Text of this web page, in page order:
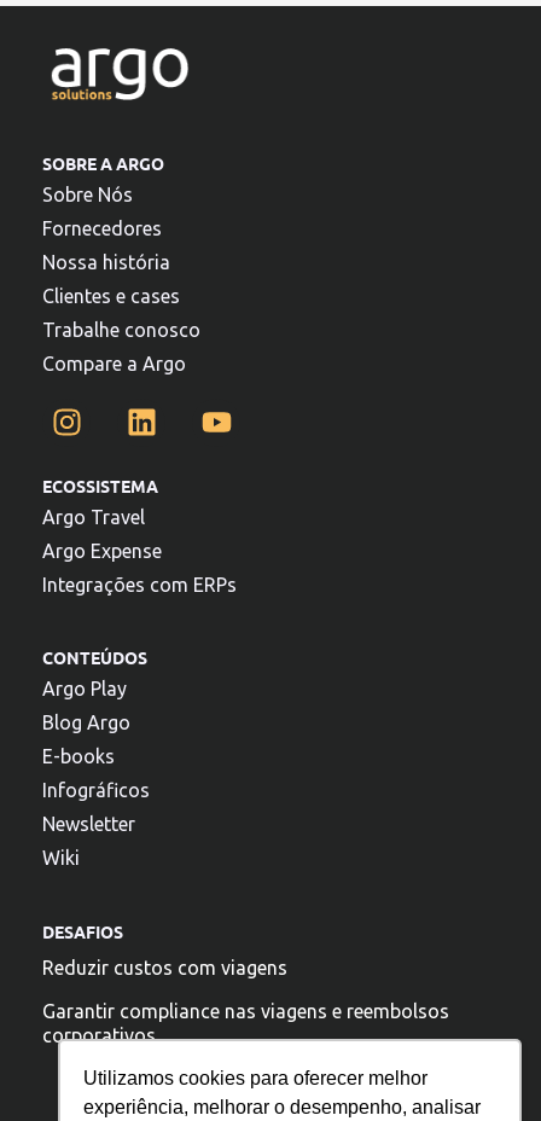
Utilizamos cookies para oferecer melhor
experiência, melhorar o desempenho, analisar
SOBRE A ARGO
Sobre Nós
Fornecedores
Nossa história
Clientes e cases
Trabalhe conosco
Compare a Argo
ECOSSISTEMA
Argo Travel
Argo Expense
Integrações com ERPs
CONTEÚDOS
Argo Play
Blog Argo
E-books
Infográficos
Newsletter
Wiki
DESAFIOS
Reduzir custos com viagens
Garantir compliance nas viagens e reembolsos
corporativos